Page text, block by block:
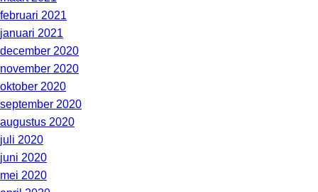
februari 2021
januari 2021
december 2020
november 2020
oktober 2020
september 2020
augustus 2020
juli 2020
juni 2020
mei 2020